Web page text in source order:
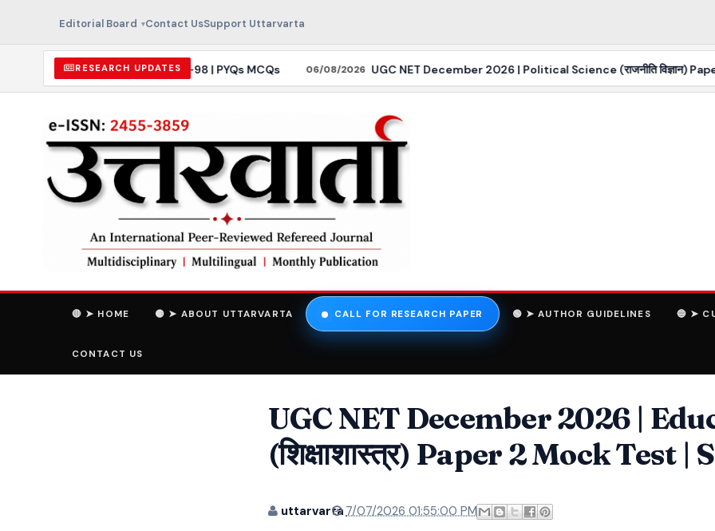
Editorial Board Contact UsSupport Uttarvarta
RESEARCH UPDATES
Paper-II | Mock Test–98 | PYQs MCQs 06/08/2026 UGC NET December 2026 | Political Science (राजनीति विज्ञान) Paper-II |
🔴 ➤ HOME 🟡 ➤ ABOUT UTTARVARTA CALL FOR RESEARCH PAPER 🟢 ➤ AUTHOR GUIDELINES 🔵 ➤
CONTACT US
UGC NET December 2026 |
(शिक्षाशास्त्र) Paper 2 Mock Test |
uttarvarta7/07/2026 01:55:00 PM